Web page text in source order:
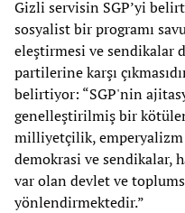
Gizli servisin SGP’yi
sosyalist bir programı
eleştirmesi ve sendikalar
partilerine karşı
belirtiyor: “SGP'nin
genelleştirilmiş bir
milliyetçilik, emperyalizm
demokrasi ve sendikalar,
var olan devlet ve
yönlendirmektedir.”